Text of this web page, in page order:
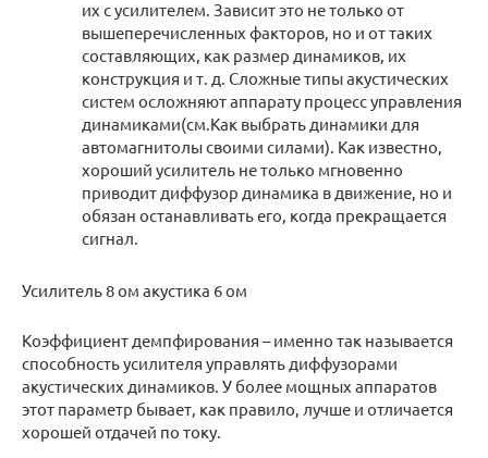
их с усилителем. Зависит это не только от
вышеперечисленных факторов, но и от таких
составляющих, как размер динамиков, их
конструкция и т. д. Сложные типы акустических
систем осложняют аппарату процесс управления
динамиками(см.Как выбрать динамики для
автомагнитолы своими силами). Как известно,
хороший усилитель не только мгновенно
приводит диффузор динамика в движение, но и
обязан останавливать его, когда прекращается
сигнал.
Усилитель 8 ом акустика 6 ом
Коэффициент демпфирования – именно так называется
способность усилителя управлять диффузорами
акустических динамиков. У более мощных аппаратов
этот параметр бывает, как правило, лучше и отличается
хорошей отдачей по току.